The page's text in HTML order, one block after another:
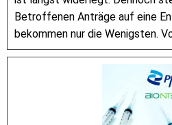
Betroffenen Anträge auf eine
bekommen nur die Wenigsten.